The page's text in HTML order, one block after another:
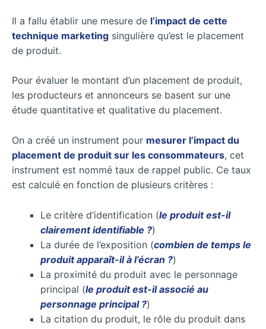
Il a fallu établir une mesure de l’impact de cette
technique marketing singulière qu’est le placement
de produit.
Pour évaluer le montant d’un placement de produit,
les producteurs et annonceurs se basent sur une
étude quantitative et qualitative du placement.
On a créé un instrument pour mesurer l’impact du
placement de produit sur les consommateurs, cet
instrument est nommé taux de rappel public. Ce taux
est calculé en fonction de plusieurs critères :
Le critère d’identification (le produit est-il
clairement identifiable ?)
La durée de l’exposition (combien de temps le
produit apparaît-il à l’écran ?)
La proximité du produit avec le personnage
principal (le produit est-il associé au
personnage principal ?)
La citation du produit, le rôle du produit dans